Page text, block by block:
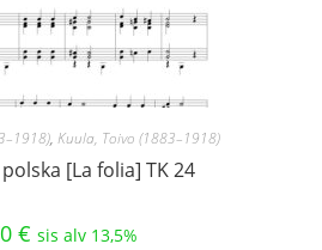
, Kuula, Toivo (1883–1918)
[La folia] TK 24
€ sis alv 13,5%